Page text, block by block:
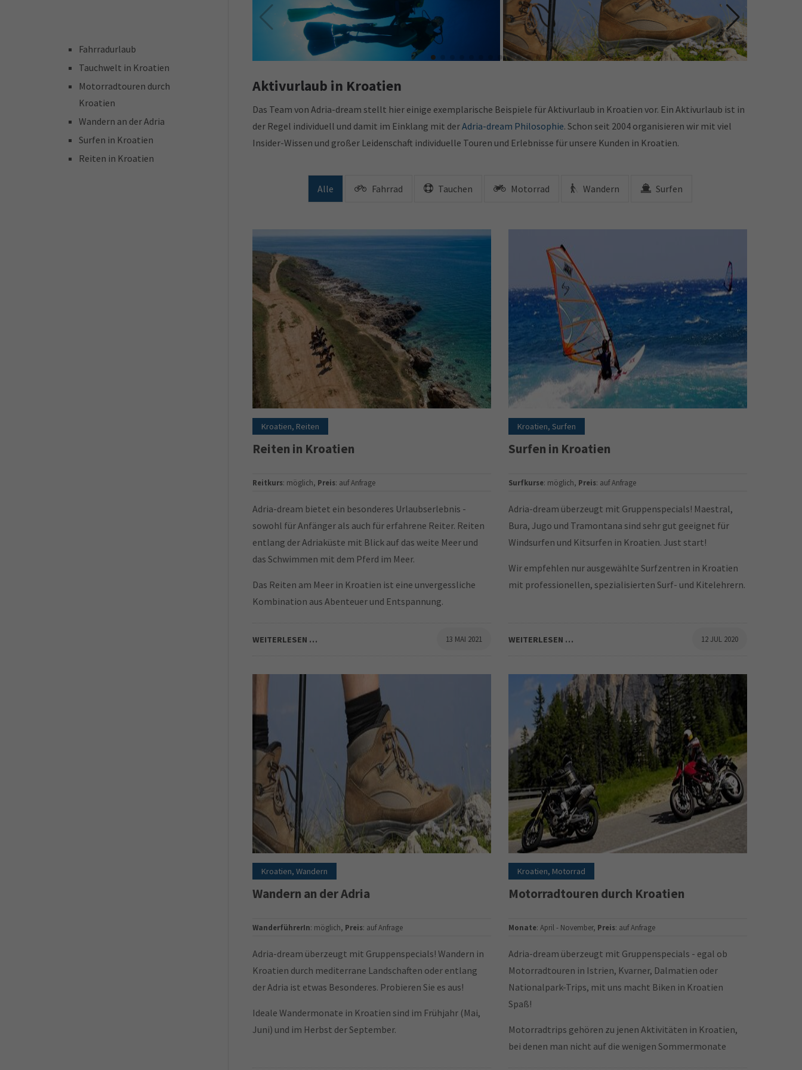
Adria-dream | Ihre Kroatien Spezialisten für Tauchurlaub Adria-dream | Ihre Kroatien Spezialisten für Wanderurlaub
Aktivurlaub in Kroatien
Das Team von Adria-dream stellt hier einige exemplarische Beispiele für Aktivurlaub in Kroatien vor. Ein Aktivurlaub ist in
der Regel individuell und damit im Einklang mit derAdria-dream Philosophie. Schon seit 2004 organisieren wir mit viel
Insider-Wissen und großer Leidenschaft individuelle Touren und Erlebnisse für unsere Kunden in Kroatien.
Alle Fahrrad Tauchen Motorrad Wandern Surfen
Kroatien, Reiten
Reiten in Kroatien
Reitkurs: möglich, Preis: auf Anfrage
Adria-dream bietet ein besonderes Urlaubserlebnis -
sowohl für Anfänger als auch für erfahrene Reiter. Reiten
entlang der Adriaküste mit Blick auf das weite Meer und
das Schwimmen mit dem Pferd im Meer.
Das Reiten am Meer in Kroatien ist eine unvergessliche
Kombination aus Abenteuer und Entspannung.
WEITERLESEN … 13 MAI 2021
Kroatien, Surfen
Surfen in Kroatien
Surfkurse: möglich, Preis: auf Anfrage
Adria-dream überzeugt mit Gruppenspecials! Maestral,
Bura, Jugo und Tramontana sind sehr gut geeignet für
Windsurfen und Kitsurfen in Kroatien. Just start!
Wir empfehlen nur ausgewählte Surfzentren in Kroatien
mit professionellen, spezialisierten Surf- und Kitelehrern.
WEITERLESEN … 12 JUL 2020
Kroatien, Wandern
Wandern an der Adria
WanderführerIn: möglich, Preis: auf Anfrage
Adria-dream überzeugt mit Gruppenspecials! Wandern in
Kroatien durch mediterrane Landschaften oder entlang
der Adria ist etwas Besonderes. Probieren Sie es aus!
Ideale Wandermonate in Kroatien sind im Frühjahr (Mai,
Juni) und im Herbst der September.
Kroatien, Motorrad
Motorradtouren durch Kroatien
Monate: April - November, Preis: auf Anfrage
Adria-dream überzeugt mit Gruppenspecials - egal ob
Motorradtouren in Istrien, Kvarner, Dalmatien oder
Nationalpark-Trips, mit uns macht Biken in Kroatien
Spaß!
Motorradtrips gehören zu jenen Aktivitäten in Kroatien,
bei denen man nicht auf die wenigen Sommermonate
Fahrradurlaub
Tauchwelt in Kroatien
Motorradtouren durch
Kroatien
Wandern an der Adria
Surfen in Kroatien
Reiten in Kroatien